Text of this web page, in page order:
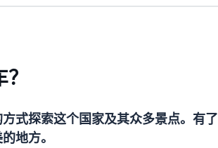
式探索这个国家及其众多景点。有
地方。